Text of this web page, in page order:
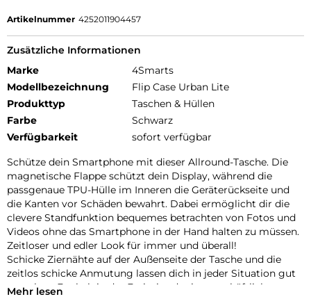
Artikelnummer 4252011904457
Zusätzliche Informationen
Marke
4Smarts
Modellbezeichnung
Flip Case Urban Lite
Produkttyp
Taschen & Hüllen
Farbe
Schwarz
Verfügbarkeit
sofort verfügbar
Schütze dein Smartphone mit dieser Allround-Tasche. Die
magnetische Flappe schützt dein Display, während die
passgenaue TPU-Hülle im Inneren die Geräterückseite und
die Kanten vor Schäden bewahrt. Dabei ermöglicht dir die
clevere Standfunktion bequemes betrachten von Fotos und
Videos ohne das Smartphone in der Hand halten zu müssen.
Zeitloser und edler Look für immer und überall!
Schicke Ziernähte auf der Außenseite der Tasche und die
zeitlos schicke Anmutung lassen dich in jeder Situation gut
aussehen. Egal ob in der Freizeit oder im geschäftlichen
Mehr lesen